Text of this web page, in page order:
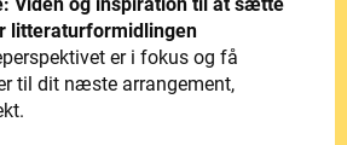
Viden og inspiration til at sætte
litteraturformidlingen
er i fokus og få
til dit næste arrangement,